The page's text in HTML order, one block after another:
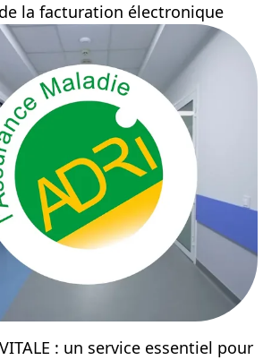
la facturation électronique
: un service essentiel pour